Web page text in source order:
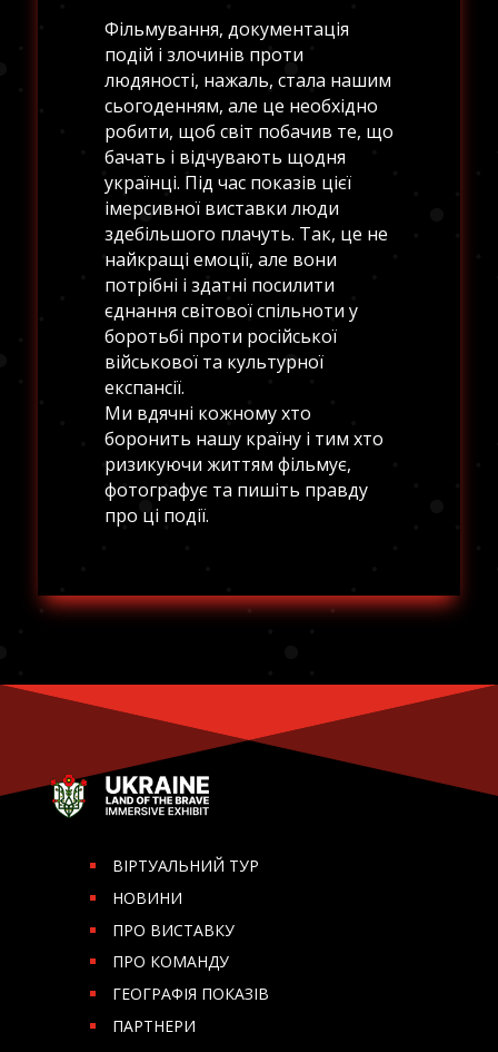
Фільмування, документація
подій і злочинів проти
людяності, нажаль, стала нашим
сьогоденням, але це необхідно
робити, щоб світ побачив те, що
бачать і відчувають щодня
українці. Під час показів цієї
імерсивної виставки люди
здебільшого плачуть. Так, це не
найкращі емоції, але вони
потрібні і здатні посилити
єднання світової спільноти у
боротьбі проти російської
військової та культурної
експансії.
Ми вдячні кожному хто
боронить нашу країну і тим хто
ризикуючи життям фільмує,
фотографує та пишіть правду
про ці події.
ВІРТУАЛЬНИЙ ТУР
НОВИНИ
ПРО ВИСТАВКУ
ПРО КОМАНДУ
ГЕОГРАФІЯ ПОКАЗІВ
ПАРТНЕРИ